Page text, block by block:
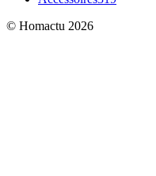
© Homactu 2026